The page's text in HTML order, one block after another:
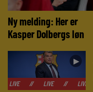
Ny melding: Her er
Kasper Dolbergs løn
►
LIVE LIVE LIVE